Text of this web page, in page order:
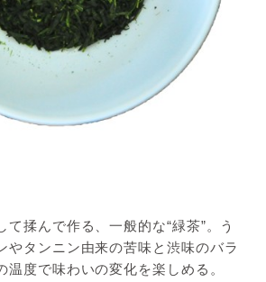
て揉んで作る、一般的な“緑茶”。う
やタンニン由来の苦味と渋味のバラ
温度で味わいの変化を楽しめる。